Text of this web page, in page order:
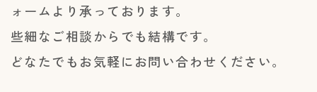
ォームより承っております。
些細なご相談からでも結構です。
どなたでもお気軽にお問い合わせください。